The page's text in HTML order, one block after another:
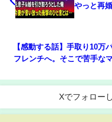
やっと再
話・朗読
【感動する話】手取り10万
フレンチへ。そこで苦手な
大慌てで旦那に駆け寄り握
Xでフォロー